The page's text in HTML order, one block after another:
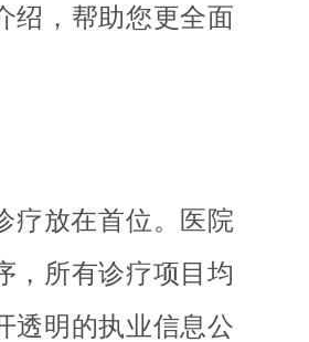
绍，帮助您更全面
疗放在首位。医院
，所有诊疗项目均
透明的执业信息公